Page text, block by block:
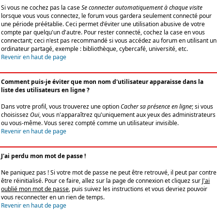
Si vous ne cochez pas la caseSe connecter automatiquement à chaque visite
lorsque vous vous connectez, le forum vous gardera seulement connecté pour
une période préétablie. Ceci permet d'éviter une utilisation abusive de votre
compte par quelqu'un d'autre. Pour rester connecté, cochez la case en vous
connectant; ceci n'est pas recommandé si vous accédez au forum en utilisant un
ordinateur partagé, exemple : bibliothèque, cybercafé, université, etc.
Revenir en haut de page
Comment puis-je éviter que mon nom d'utilisateur apparaisse dans la
liste des utilisateurs en ligne ?
Dans votre profil, vous trouverez une optionCacher sa présence en ligne; si vous
choisissezOui, vous n'apparaîtrez qu'uniquement aux yeux des administrateurs
ou vous-même. Vous serez compté comme un utilisateur invisible.
Revenir en haut de page
J'ai perdu mon mot de passe !
Ne paniquez pas ! Si votre mot de passe ne peut être retrouvé, il peut par contre
être réinitialisé. Pour ce faire, allez sur la page de connexion et cliquez sur J'ai
oublié mon mot de passe, puis suivez les instructions et vous devriez pouvoir
vous reconnecter en un rien de temps.
Revenir en haut de page